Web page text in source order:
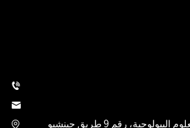
701-6 حديقة ميثوافوجينغ للعلوم البيولوجية، رقم 9 طريق جينشيو